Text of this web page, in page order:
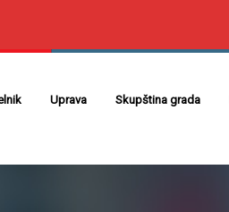
Uprava Skupština grada